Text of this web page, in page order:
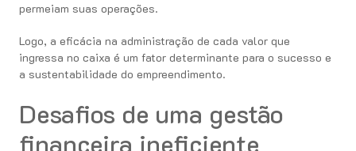
permeiam suas operações.
Logo, a eficácia na administração de cada valor que
ingressa no caixa é um fator determinante para o sucesso e
a sustentabilidade do empreendimento.
Desafios de uma gestão
financeira ineficiente